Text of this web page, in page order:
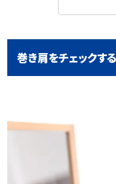
巻き肩をチェックす